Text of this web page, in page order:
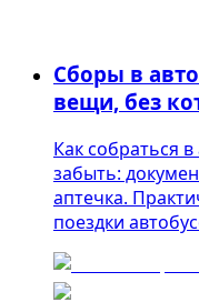
Сборы в
вещи, без
Как собраться
забыть:
аптечка.
поездки